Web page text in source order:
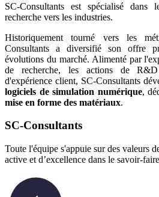
SC-Consultants est spécialisé
recherche vers les industries.
Historiquement tourné vers les
Consultants a diversifié son offre
évolutions du marché. Alimenté par
de recherche, les actions de
d'expérience client, SC-Consultants
logiciels de simulation numérique,
mise en forme des matériaux.
SC-Consultants
Toute l'équipe s'appuie sur des valeurs
active et d’excellence dans le savoir-faire